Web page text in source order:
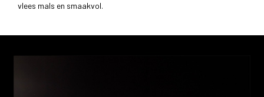
vlees mals en smaakvol.